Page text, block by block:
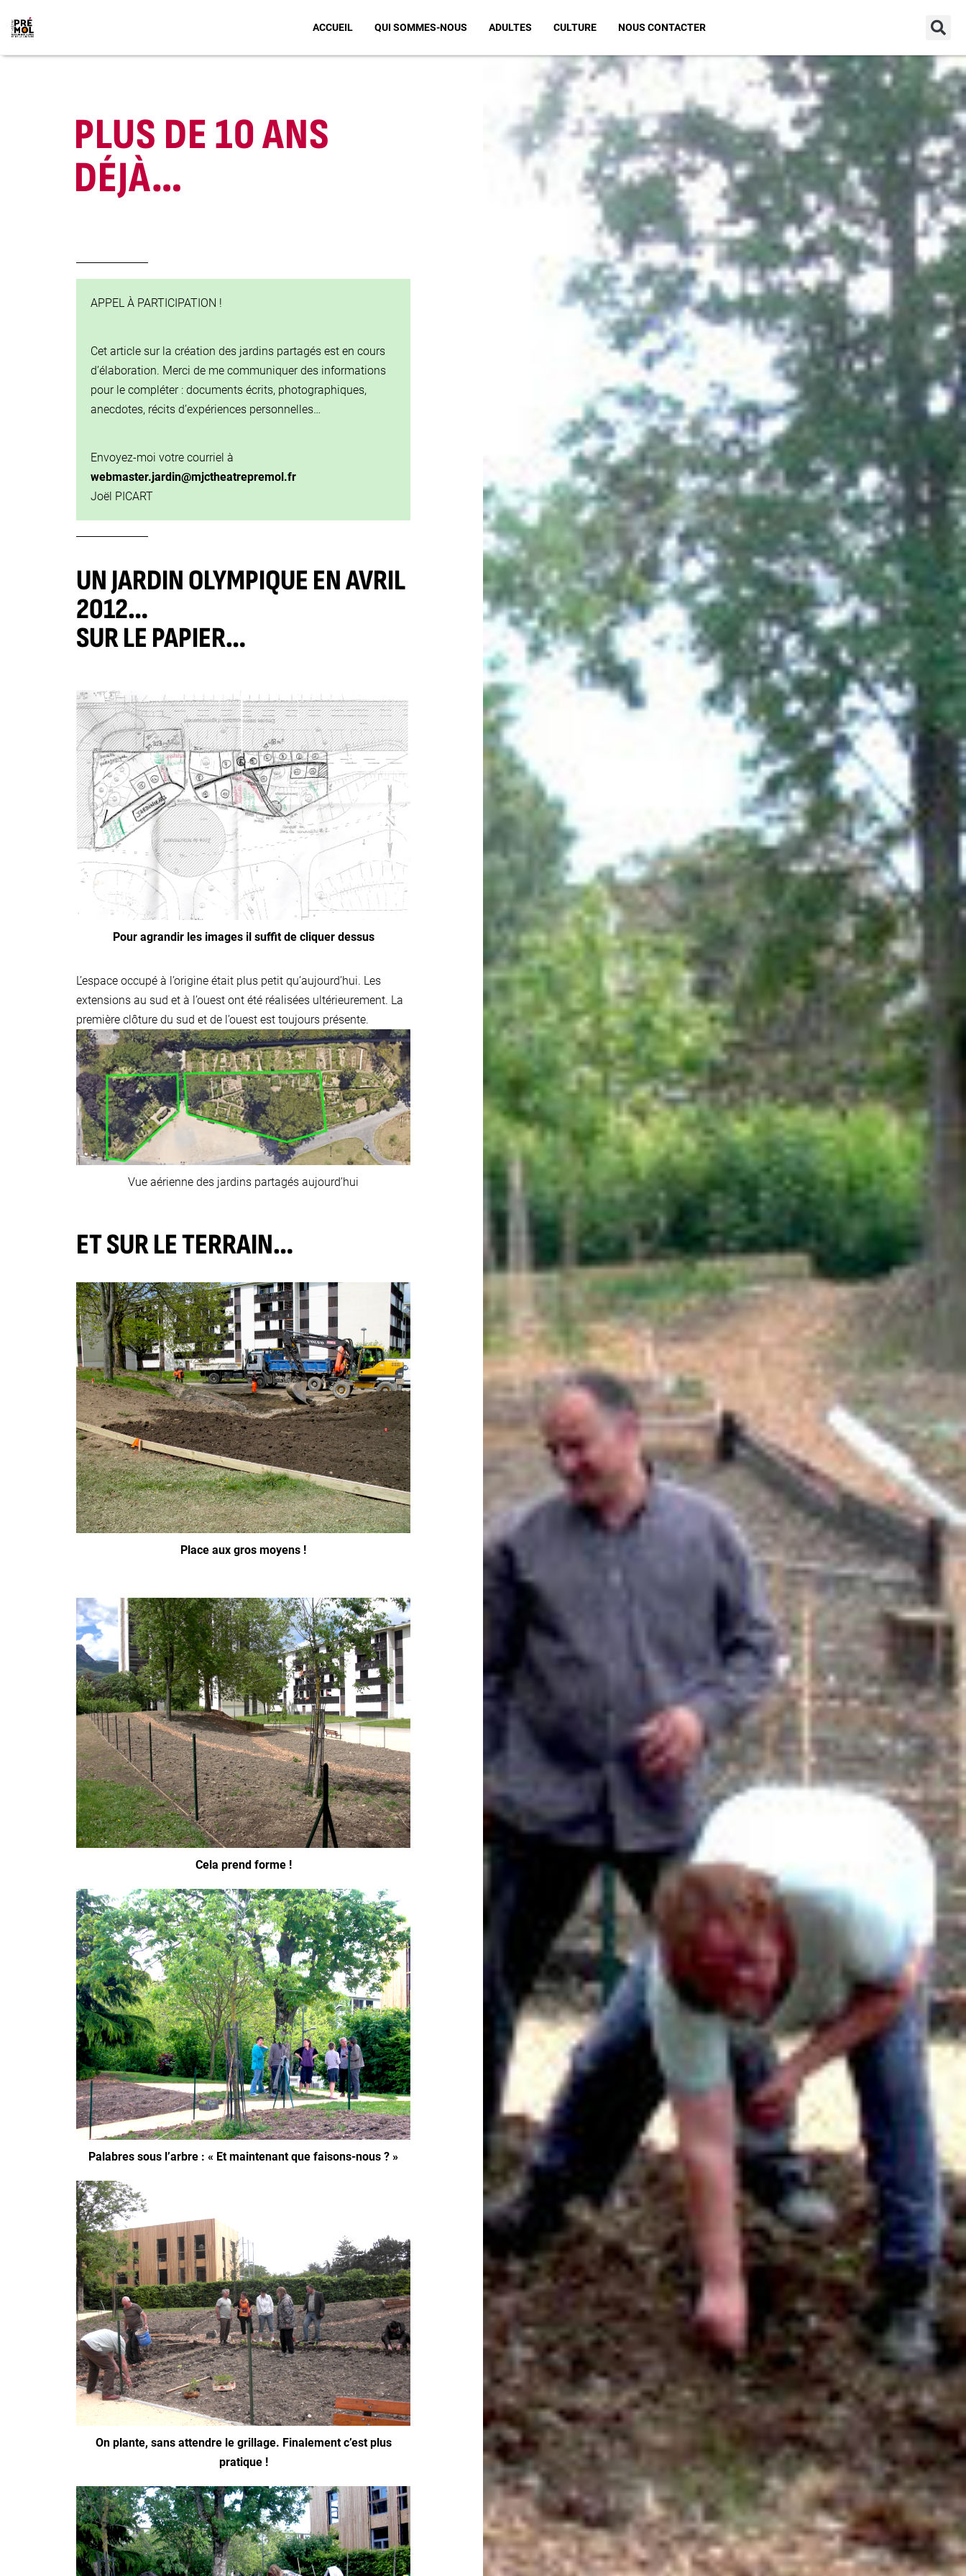
ACCUEIL QUI SOMMES-NOUS ADULTES CULTURE NOUS CONTACTER
PLUS DE 10 ANS
DÉJÀ…
APPEL À PARTICIPATION !
Cet article sur la création des jardins partagés est en cours
d’élaboration. Merci de me communiquer des informations
pour le compléter : documents écrits, photographiques,
anecdotes, récits d’expériences personnelles…
Envoyez-moi votre courriel à
webmaster.jardin@mjctheatrepremol.fr
Joël PICART
UN JARDIN OLYMPIQUE EN AVRIL
2012…
SUR LE PAPIER…
Pour agrandir les images il suffit de cliquer dessus
L’espace occupé à l’origine était plus petit qu’aujourd’hui. Les
extensions au sud et à l’ouest ont été réalisées ultérieurement. La
première clôture du sud et de l’ouest est toujours présente.
Vue aérienne des jardins partagés aujourd’hui
ET SUR LE TERRAIN…
Place aux gros moyens !
Cela prend forme !
Palabres sous l’arbre : « Et maintenant que faisons-nous ? »
On plante, sans attendre le grillage. Finalement c’est plus
pratique !